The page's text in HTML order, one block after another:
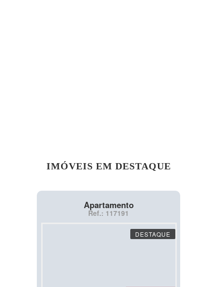
IMÓVEIS EM DESTAQUE
Apartamento
Ref.: 117191
DESTAQUE